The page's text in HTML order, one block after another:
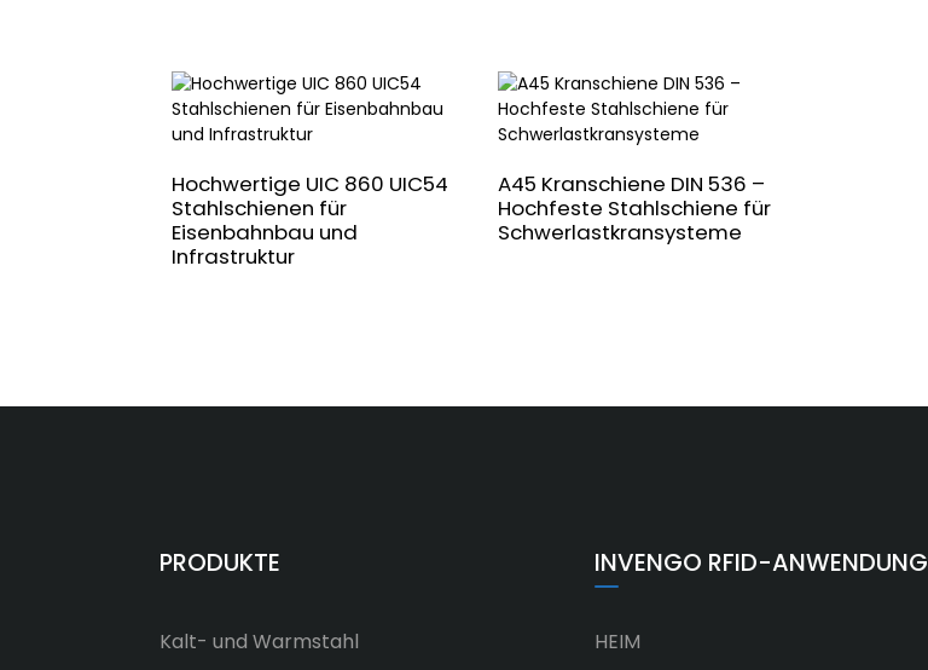
Hochwertige UIC 860 UIC54
Stahlschienen für
Eisenbahnbau und
Infrastruktur
A45 Kranschiene DIN 536 –
Hochfeste Stahlschiene für
Schwerlastkransysteme
PRODUKTE
Kalt- und Warmstahl
INVENGO RFID-ANWENDUNG
HEIM